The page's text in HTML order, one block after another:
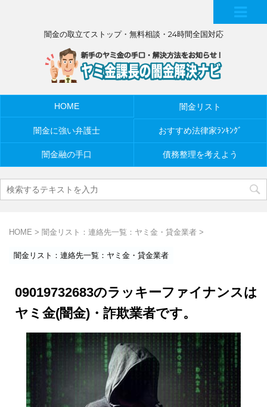
闇金の取立てストップ・無料相談・24時間全国対応
HOME 闇金リスト
闇金に強い弁護士 おすすめ法律家ﾗﾝｷﾝｸﾞ
闇金融の手口 債務整理を考えよう
HOME > 闇金リスト：連絡先一覧：ヤミ金・貸金業者 >
闇金リスト：連絡先一覧：ヤミ金・貸金業者
09019732683のラッキーファイナンスは
ヤミ金(闇金)・詐欺業者です。